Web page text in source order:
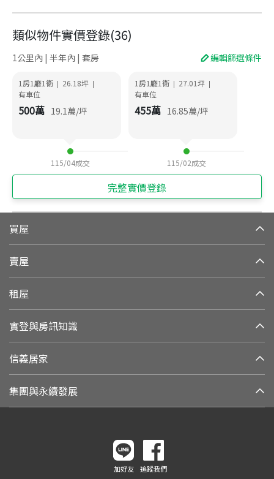
類似物件實價登錄(36)
1公里內 | 半年內 | 套房 編輯篩選條件
1房1廳1衛 | 26.18坪 |
有車位
500萬 19.1萬/坪
115/04成交
1房1廳1衛 | 27.01坪 |
有車位
455萬 16.85萬/坪
115/02成交
完整實價登錄
買屋
賣屋
租屋
實登與房訊知識
信義居家
集團與永續發展
加好友 追蹤我們